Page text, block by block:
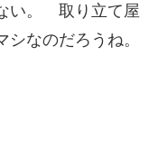
い。 取り立て屋
なのだろうね。